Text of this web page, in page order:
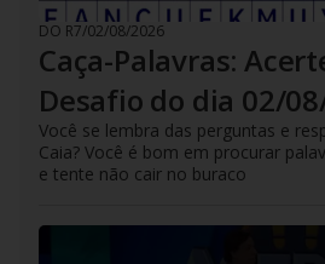
DO R7/02/08/2026
Caça-Palavras:
Desafio do dia 02/
Você se lembra das perguntas e
Caia? Você é bom em procurar
e tente não cair no buraco